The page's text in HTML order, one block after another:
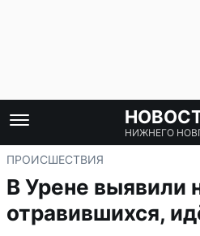
НИЖНЕГО
ПРОИСШЕСТВИЯ
В Урене выявили
отравившихся,